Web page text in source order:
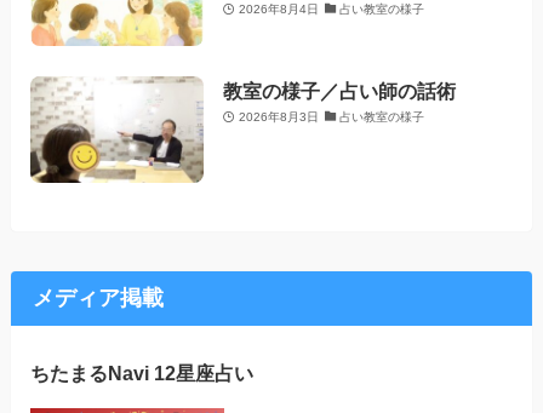
2026年8月4日 占い教室の様子
教室の様子／占い師の話術
2026年8月3日 占い教室の様子
メディア掲載
ちたまるNavi 12星座占い